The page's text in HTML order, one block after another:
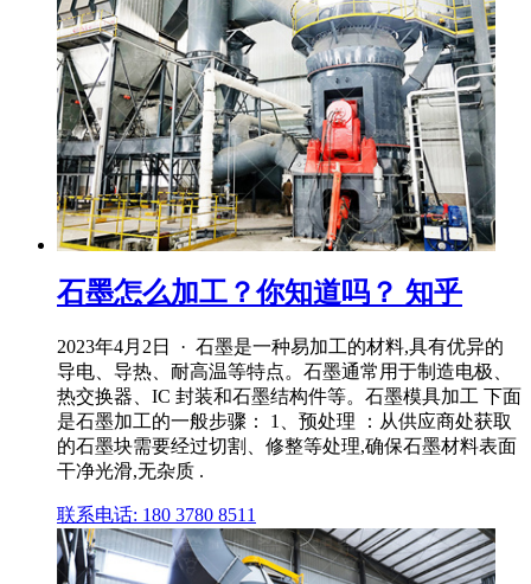
石墨怎么加工？你知道吗？ 知乎
2023年4月2日 · 石墨是一种易加工的材料,具有优异的
导电、导热、耐高温等特点。石墨通常用于制造电极、
热交换器、IC 封装和石墨结构件等。石墨模具加工 下面
是石墨加工的一般步骤： 1、预处理 ：从供应商处获取
的石墨块需要经过切割、修整等处理,确保石墨材料表面
干净光滑,无杂质 .
联系电话: 180 3780 8511